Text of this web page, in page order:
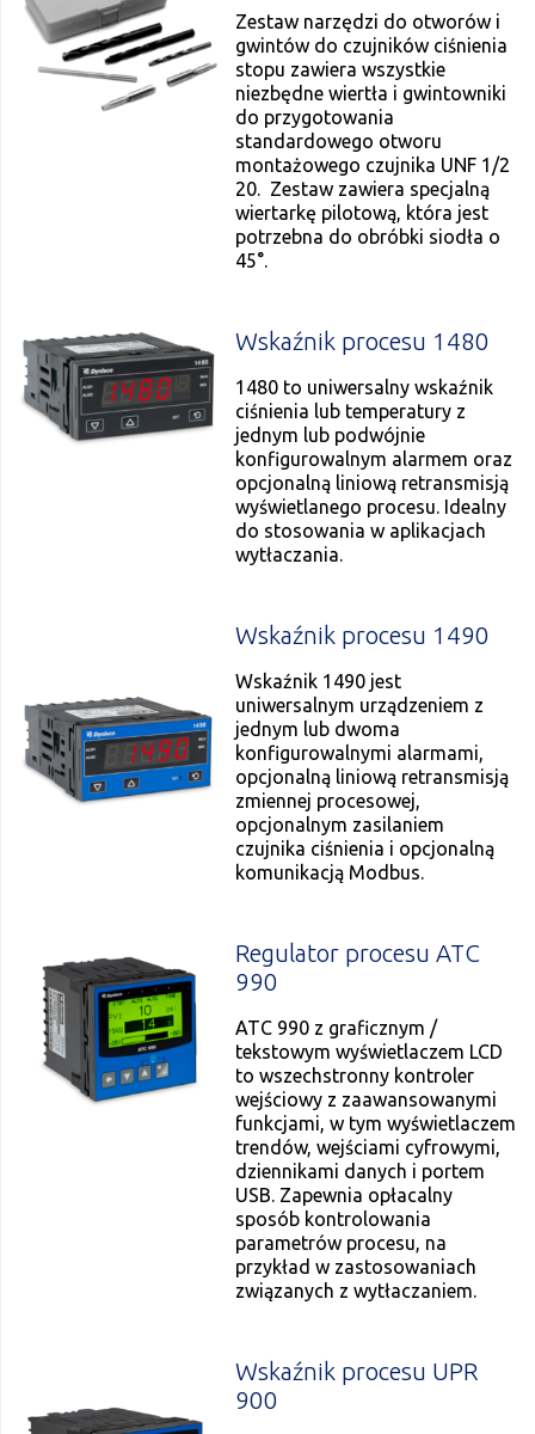
Zestaw narzędzi do otworów i
gwintów do czujników ciśnienia
stopu zawiera wszystkie
niezbędne wiertła i gwintowniki
do przygotowania
standardowego otworu
montażowego czujnika UNF 1/2
20. Zestaw zawiera specjalną
wiertarkę pilotową, która jest
potrzebna do obróbki siodła o
45°.
Wskaźnik procesu 1480
1480 to uniwersalny wskaźnik
ciśnienia lub temperatury z
jednym lub podwójnie
konfigurowalnym alarmem oraz
opcjonalną liniową retransmisją
wyświetlanego procesu. Idealny
do stosowania w aplikacjach
wytłaczania.
Wskaźnik procesu 1490
Wskaźnik 1490 jest
uniwersalnym urządzeniem z
jednym lub dwoma
konfigurowalnymi alarmami,
opcjonalną liniową retransmisją
zmiennej procesowej,
opcjonalnym zasilaniem
czujnika ciśnienia i opcjonalną
komunikacją Modbus.
Regulator procesu ATC
990
ATC 990 z graficznym /
tekstowym wyświetlaczem LCD
to wszechstronny kontroler
wejściowy z zaawansowanymi
funkcjami, w tym wyświetlaczem
trendów, wejściami cyfrowymi,
dziennikami danych i portem
USB. Zapewnia opłacalny
sposób kontrolowania
parametrów procesu, na
przykład w zastosowaniach
związanych z wytłaczaniem.
Wskaźnik procesu UPR
900